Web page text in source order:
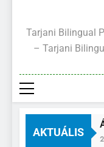
Tarjani Bilingual
– Tarjani
AKTUÁLIS